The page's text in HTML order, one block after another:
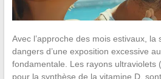
Avec l’approche des mois estivaux, la
dangers d’une exposition excessive
fondamentale. Les rayons ultraviolets
pour la synthèse de la vitamine D,